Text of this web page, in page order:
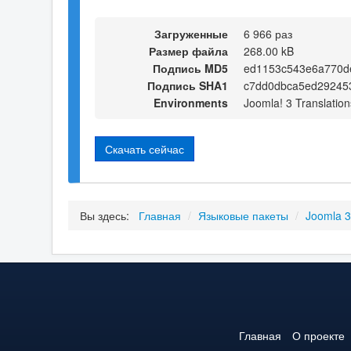
Загруженные
6 966 раз
Размер файла
268.00 kB
Подпись MD5
Подпись SHA1
Environments
Joomla! 3
Скачать сейчас
Вы здесь: Главная / Языковые пакеты / Joomla
Главная О проекте